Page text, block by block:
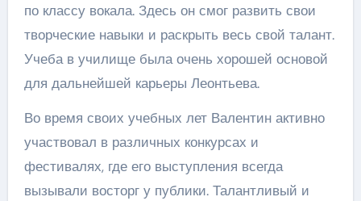
по классу вокала. Здесь он смог развить свои
творческие навыки и раскрыть весь свой талант.
Учеба в училище была очень хорошей основой
для дальнейшей карьеры Леонтьева.
Во время своих учебных лет Валентин активно
участвовал в различных конкурсах и
фестивалях, где его выступления всегда
вызывали восторг у публики. Талантливый и